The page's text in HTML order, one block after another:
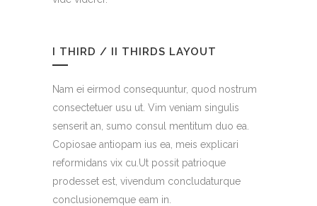
I THIRD / II THIRDS LAYOUT
Nam ei eirmod consequuntur, quod nostrum
consectetuer usu ut. Vim veniam singulis
senserit an, sumo consul mentitum duo ea.
Copiosae antiopam ius ea, meis explicari
reformidans vix cu.Ut possit patrioque
prodesset est, vivendum concludaturque
conclusionemque eam in.